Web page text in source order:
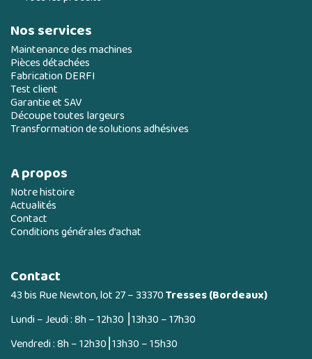
Nos services
Maintenance des machines
Pièces détachées
Fabrication DERFI
Test client
Garantie et SAV
Découpe toutes largeurs
Transformation de solutions adhésives
A propos
Notre histoire
Actualités
Contact
Conditions générales d’achat
Contact
43 bis Rue Newton, lot 27 – 33370Tresses (Bordeaux)
Lundi – Jeudi : 8h – 12h30 ⎮13h30 – 17h30
Vendredi : 8h – 12h30⎮13h30 – 15h30